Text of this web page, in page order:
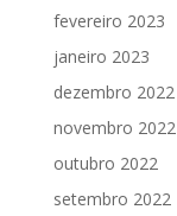
fevereiro 2023
janeiro 2023
dezembro 2022
novembro 2022
outubro 2022
setembro 2022